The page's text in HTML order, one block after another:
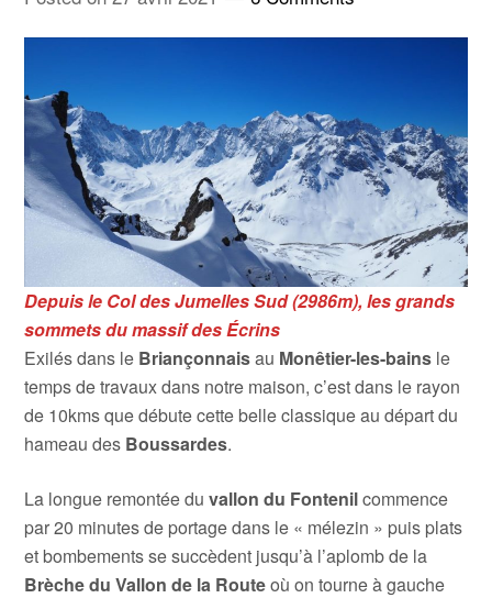
Depuis le Col des Jumelles Sud (2986m), les grands
sommets du massif des Écrins
Exilés dans le Briançonnaisau Monêtier-les-bains le
temps de travaux dans notre maison, c’est dans le rayon
de 10kms que débute cette belle classique au départ du
hameau des Boussardes.
La longue remontée duvallon du Fontenilcommence
par 20 minutes de portage dans le « mélezin » puis plats
et bombements se succèdent jusqu’à l’aplomb de la
Brèche du Vallon de la Routeoù on tourne à gauche